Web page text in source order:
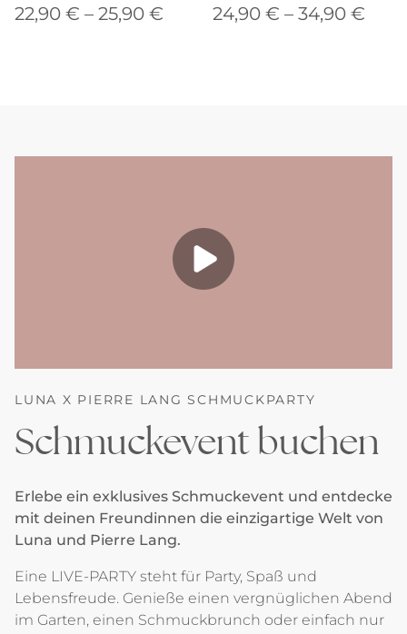
22,90 € – 25,90 € Preisspanne:
24,90 € – 34,90 €
LUNA X PIERRE LANG SCHMUCKPARTY
Schmuckevent buchen
Erlebe ein exklusives Schmuckevent und entdecke
mit deinen Freundinnen die einzigartige Welt von
Luna und Pierre Lang.
Eine LIVE-PARTY steht für Party, Spaß und
Lebensfreude. Genieße einen vergnüglichen Abend
im Garten, einen Schmuckbrunch oder einfach nur